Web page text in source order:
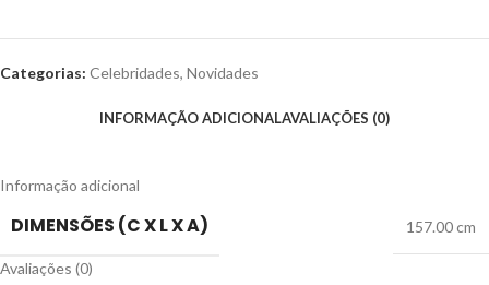
Categorias: Celebridades, Novidades
INFORMAÇÃO ADICIONALAVALIAÇÕES (0)
Informação adicional
DIMENSÕES (C X L X A) 157.00 cm
Avaliações (0)